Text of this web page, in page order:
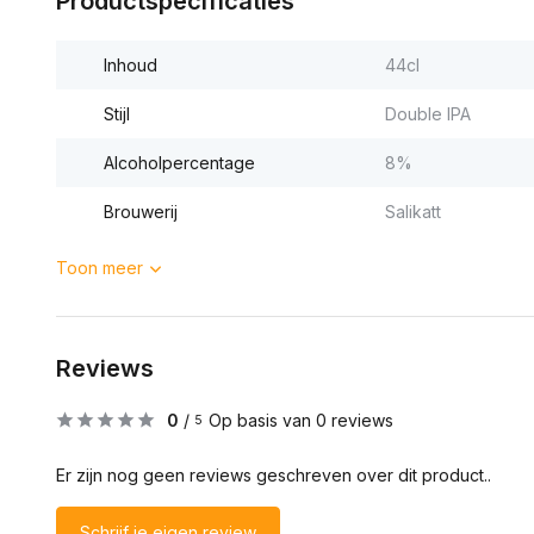
Inhoud 44cl
Stijl Double IPA
Alcoholpercentage 8%
Brouwerij Salikatt
Toon meer
Reviews
0 / 5 Op basis van 0 reviews
Er zijn nog geen reviews geschreven over dit product..